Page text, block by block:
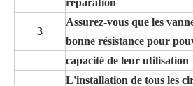
réparation
3
Assurez-vous que les
bonne résistance pour
capacité de leur utilisation
L'installation de tous les